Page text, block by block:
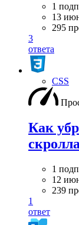
1
13
295
3
ответа
CSS
Как
1
12
239
1
ответ